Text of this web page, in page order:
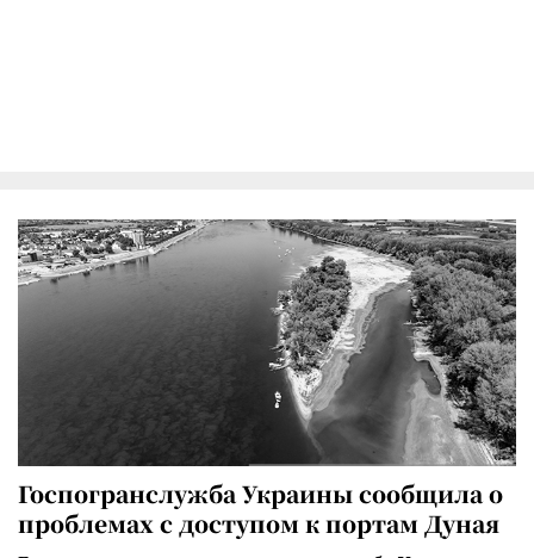
Госпогранслужба Украины сообщила о
проблемах с доступом к портам Дуная